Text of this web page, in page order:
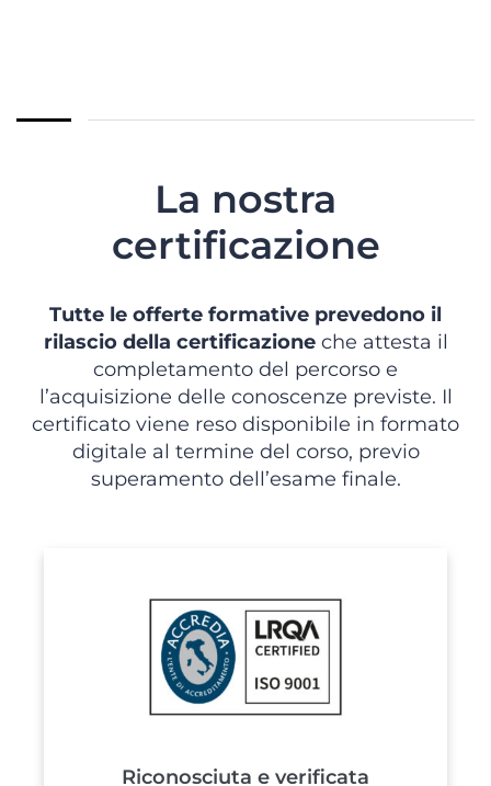
La nostra
certificazione
Tutte le offerte formative prevedono il
rilascio della certificazioneche attesta il
completamento del percorso e
l’acquisizione delle conoscenze previste. Il
certificato viene reso disponibile in formato
digitale al termine del corso, previo
superamento dell’esame finale.
Riconosciuta e verificata